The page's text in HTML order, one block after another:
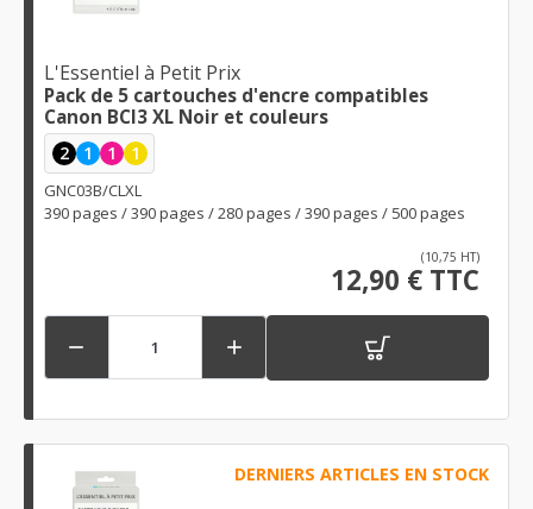
L'Essentiel à Petit Prix
Pack de 5 cartouches d'encre compatibles
Canon BCI3 XL Noir et couleurs
2 1 1 1
GNC03B/CLXL
390 pages / 390 pages / 280 pages / 390 pages / 500 pages
(10,75 HT)
12,90 € TTC
 
DERNIERS ARTICLES EN STOCK